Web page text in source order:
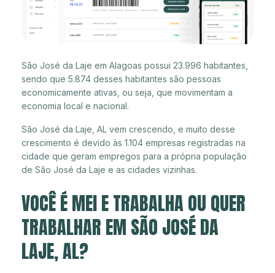
São José da Laje em Alagoas possui 23.996 habitantes,
sendo que 5.874 desses habitantes são pessoas
economicamente ativas, ou seja, que movimentam a
economia local e nacional.
São José da Laje, AL vem crescendo, e muito desse
crescimento é devido às 1.104 empresas registradas na
cidade que geram empregos para a própria população
de São José da Laje e as cidades vizinhas.
VOCÊ É MEI E TRABALHA OU QUER
TRABALHAR EM SÃO JOSÉ DA
LAJE, AL?